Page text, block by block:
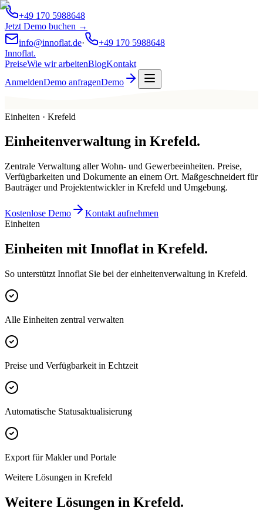
+49 170 5988648
Jetzt Demo buchen →
info@innoflat.de·
+49 170 5988648
Innoflat.
PreiseWie wir arbeitenBlogKontakt
AnmeldenDemo anfragenDemo
Einheiten · Krefeld
Einheitenverwaltung in Krefeld.
Zentrale Verwaltung aller Wohn- und Gewerbeeinheiten. Preise,
Verfügbarkeiten und Dokumente an einem Ort. Maßgeschneidert für
Bauträger und Projektentwickler in Krefeld und Umgebung.
Kostenlose Demo
Kontakt aufnehmen
Einheiten
Einheiten mit Innoflat in Krefeld.
So unterstützt Innoflat Sie bei der einheitenverwaltung in Krefeld.
Alle Einheiten zentral verwalten
Preise und Verfügbarkeit in Echtzeit
Automatische Statusaktualisierung
Export für Makler und Portale
Weitere Lösungen in Krefeld
Weitere Lösungen in Krefeld.